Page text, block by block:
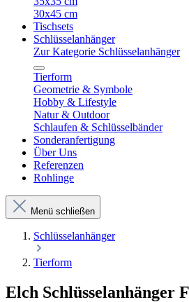
30x45 cm
Tischsets
Schlüsselanhänger
Zur Kategorie Schlüsselanhänger
Tierform
Geometrie & Symbole
Hobby & Lifestyle
Natur & Outdoor
Schlaufen & Schlüsselbänder
Sonderanfertigung
Über Uns
Referenzen
Rohlinge
Menü schließen
Schlüsselanhänger
Tierform
Elch Schlüsselanhänger